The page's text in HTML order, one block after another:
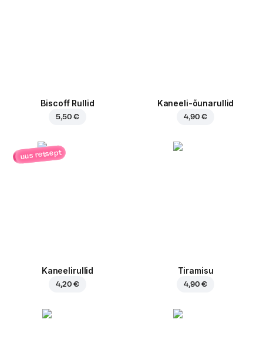
Biscoff Rullid
5,50 €
Kaneeli-õunarullid
4,90 €
uus retsept
Kaneelirullid
4,20 €
Tiramisu
4,90 €